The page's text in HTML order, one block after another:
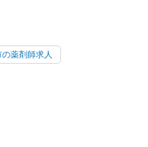
薬剤師求人